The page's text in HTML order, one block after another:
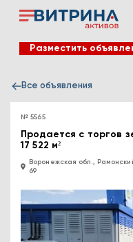
Разместить
Все объявления
№ 5565
Продается с торгов
17 522 м²
Воронежская обл.,
69